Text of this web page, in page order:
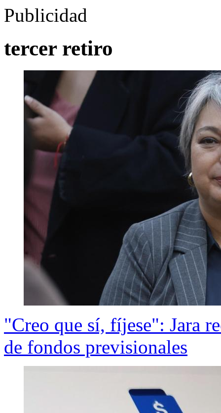
Publicidad
tercer retiro
"Creo que sí, fíjese": Jara
de fondos previsionales